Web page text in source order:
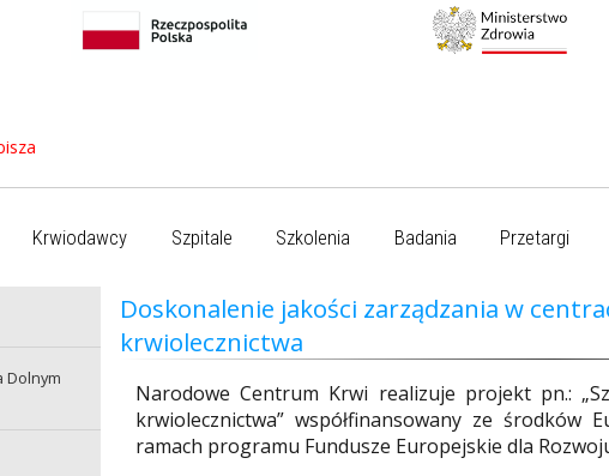
Krwiodawcy Szpitale Szkolenia Badania Przetargi
Dolnym
Doskonalenie jakości zarządzania w
krwiolecznictwa
Narodowe Centrum Krwi realizuje projekt pn.:
krwiolecznictwa” współfinansowany ze środków
ramach programu Fundusze Europejskie dla